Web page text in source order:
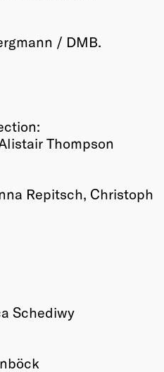
/ DMB.
Thompson
Repitsch, Christoph
Schediwy